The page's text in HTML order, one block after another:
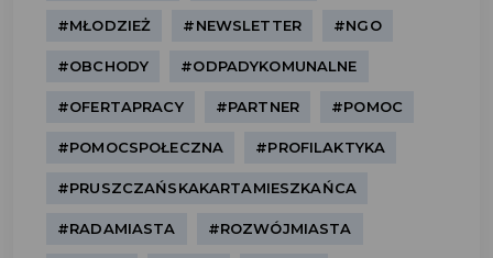
#MŁODZIEŻ #NEWSLETTER #NGO
#OBCHODY #ODPADYKOMUNALNE
#OFERTAPRACY #PARTNER #POMOC
#POMOCSPOŁECZNA #PROFILAKTYKA
#PRUSZCZAŃSKAKARTAMIESZKAŃCA
#RADAMIASTA #ROZWÓJMIASTA